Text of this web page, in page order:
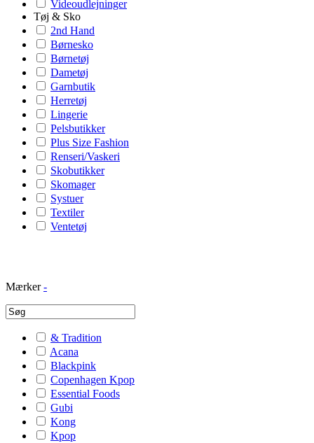
Videoudlejninger
Tøj & Sko
2nd Hand
Børnesko
Børnetøj
Dametøj
Garnbutik
Herretøj
Lingerie
Pelsbutikker
Plus Size Fashion
Renseri/Vaskeri
Skobutikker
Skomager
Systuer
Textiler
Ventetøj
Mærker -
& Tradition
Acana
Blackpink
Copenhagen Kpop
Essential Foods
Gubi
Kong
Kpop